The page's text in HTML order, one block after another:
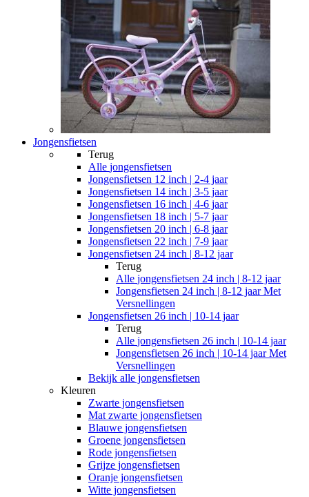
Jongensfietsen
Terug
Alle jongensfietsen
Jongensfietsen 12 inch | 2-4 jaar
Jongensfietsen 14 inch | 3-5 jaar
Jongensfietsen 16 inch | 4-6 jaar
Jongensfietsen 18 inch | 5-7 jaar
Jongensfietsen 20 inch | 6-8 jaar
Jongensfietsen 22 inch | 7-9 jaar
Jongensfietsen 24 inch | 8-12 jaar
Terug
Alle jongensfietsen 24 inch | 8-12 jaar
Jongensfietsen 24 inch | 8-12 jaar Met
Versnellingen
Jongensfietsen 26 inch | 10-14 jaar
Terug
Alle jongensfietsen 26 inch | 10-14 jaar
Jongensfietsen 26 inch | 10-14 jaar Met
Versnellingen
Bekijk alle jongensfietsen
Kleuren
Zwarte jongensfietsen
Mat zwarte jongensfietsen
Blauwe jongensfietsen
Groene jongensfietsen
Rode jongensfietsen
Grijze jongensfietsen
Oranje jongensfietsen
Witte jongensfietsen